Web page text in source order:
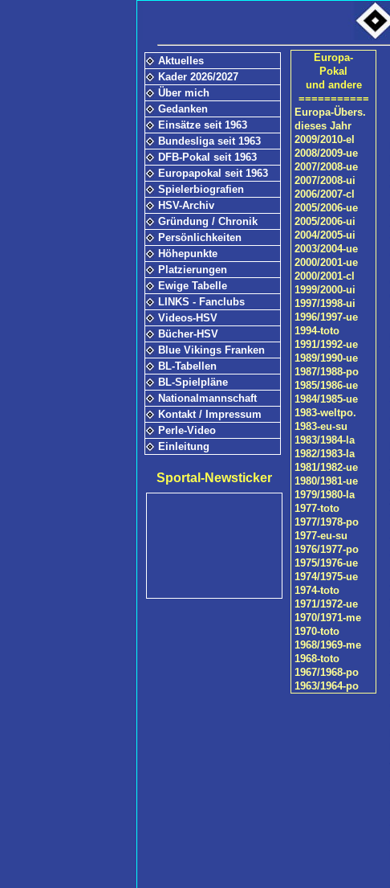
Aktuelles
Kader 2026/2027
Über mich
Gedanken
Einsätze seit 1963
Bundesliga seit 1963
DFB-Pokal seit 1963
Europapokal seit 1963
Spielerbiografien
HSV-Archiv
Gründung / Chronik
Persönlichkeiten
Höhepunkte
Platzierungen
Ewige Tabelle
LINKS - Fanclubs
Videos-HSV
Bücher-HSV
Blue Vikings Franken
BL-Tabellen
BL-Spielpläne
Nationalmannschaft
Kontakt / Impressum
Perle-Video
Einleitung
Sportal-Newsticker
Europa-
Pokal
und andere
===========
Europa-Übers.
dieses Jahr
2009/2010-el
2008/2009-ue
2007/2008-ue
2007/2008-ui
2006/2007-cl
2005/2006-ue
2005/2006-ui
2004/2005-ui
2003/2004-ue
2000/2001-ue
2000/2001-cl
1999/2000-ui
1997/1998-ui
1996/1997-ue
1994-toto
1991/1992-ue
1989/1990-ue
1987/1988-po
1985/1986-ue
1984/1985-ue
1983-weltpo.
1983-eu-su
1983/1984-la
1982/1983-la
1981/1982-ue
1980/1981-ue
1979/1980-la
1977-toto
1977/1978-po
1977-eu-su
1976/1977-po
1975/1976-ue
1974/1975-ue
1974-toto
1971/1972-ue
1970/1971-me
1970-toto
1968/1969-me
1968-toto
1967/1968-po
1963/1964-po